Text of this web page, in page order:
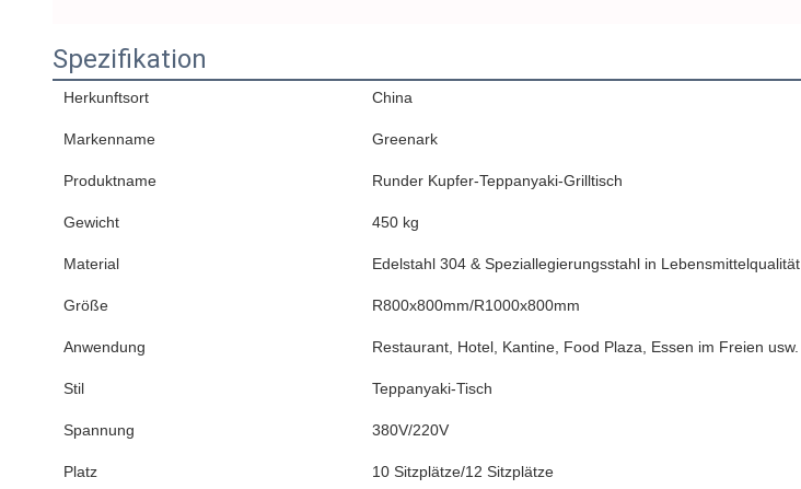
Spezifikation
Herkunftsort China
Markenname Greenark
Produktname Runder Kupfer-Teppanyaki-Grilltisch
Gewicht 450 kg
Material Edelstahl 304 & Speziallegierungsstahl in Lebensmittelqualität
Größe R800x800mm/R1000x800mm
Anwendung Restaurant, Hotel, Kantine, Food Plaza, Essen im Freien usw.
Stil Teppanyaki-Tisch
Spannung 380V/220V
Platz 10 Sitzplätze/12 Sitzplätze